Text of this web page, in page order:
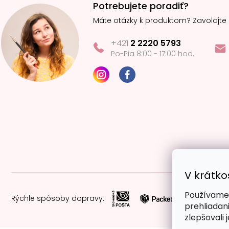
V
zlepšovali
Potrebujete poradiť?
Máte otázky k produktom? Zavolajte
+421 2 2220 5793
Po-Pia 8:00 - 17:00 hod.
Rýchle spôsoby dopravy: